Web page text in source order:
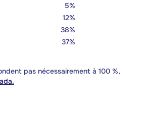
5%
12%
38%
37%
pas nécessairement à 100 %,